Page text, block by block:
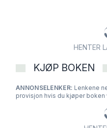
HENTER
KJØP BOKEN
ANNONSELENKER: Lenkene
provisjon hvis du kjøper boken